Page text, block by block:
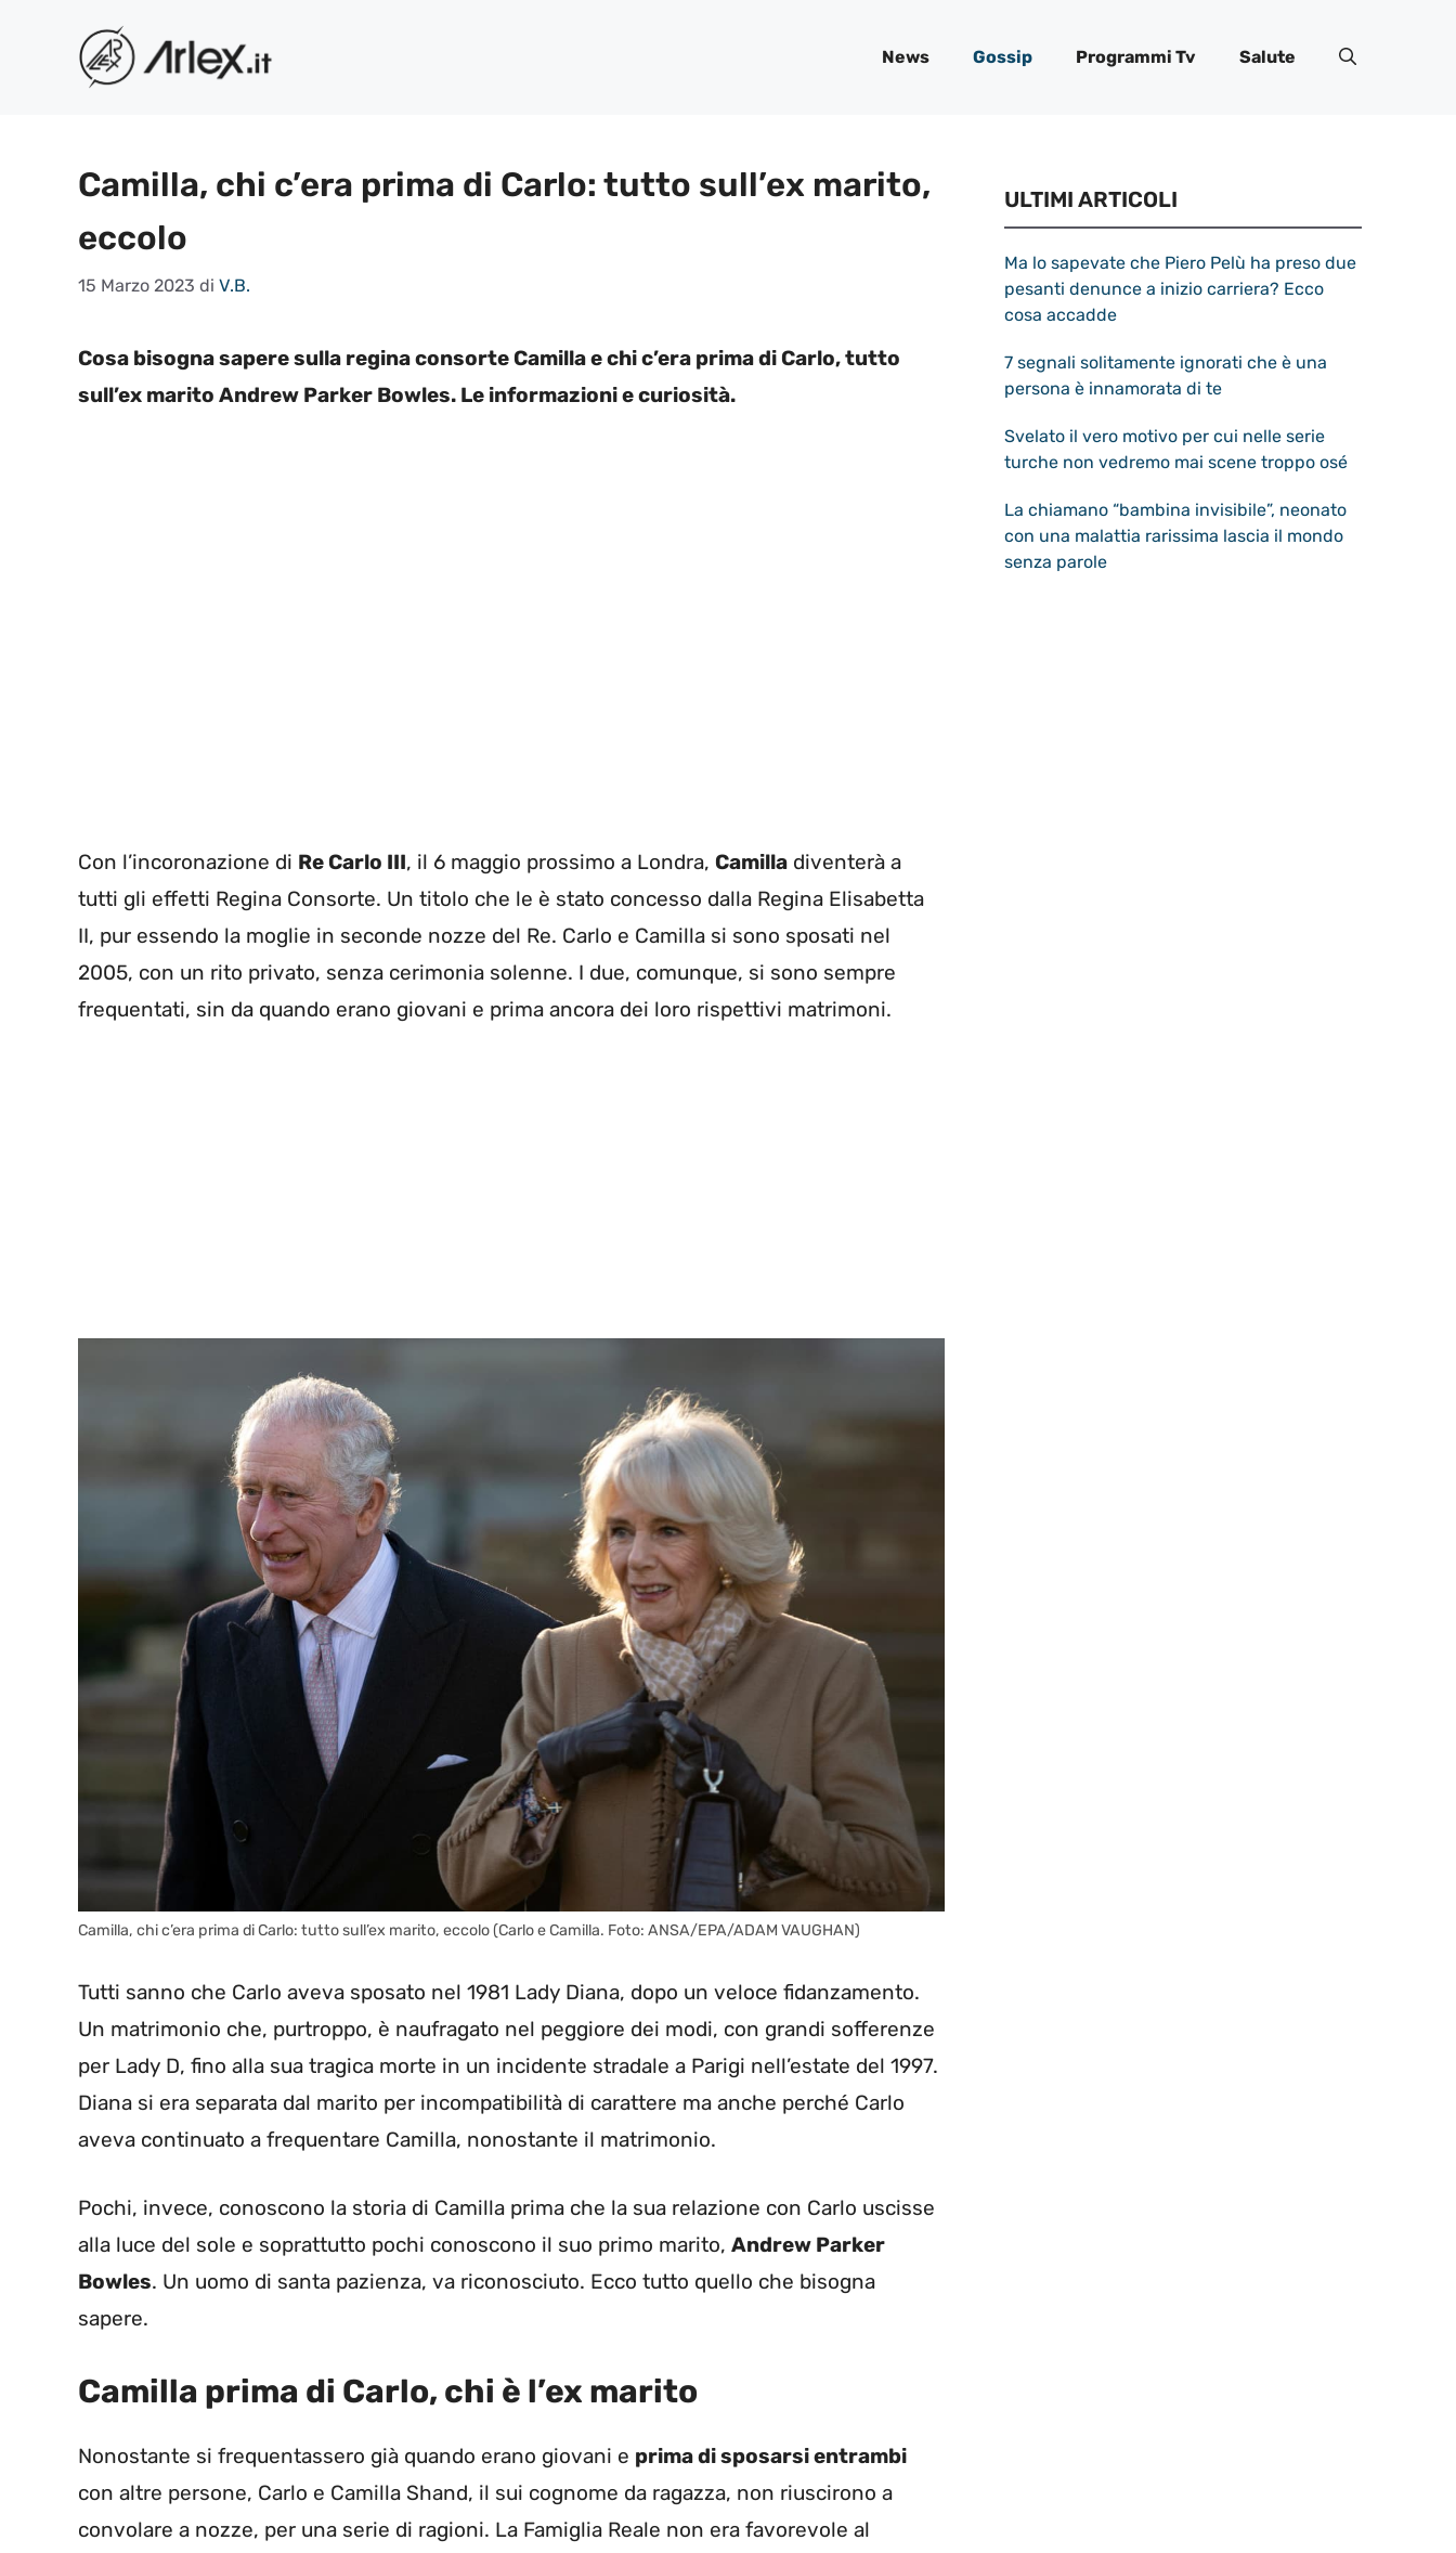
contenuto
News Gossip Programmi Tv Salute
Camilla, chi c’era prima di Carlo: tutto sull’ex marito,
eccolo
15 Marzo 2023 di V.B.
Cosa bisogna sapere sulla regina consorte Camilla e chi c’era prima di Carlo, tutto
sull’ex marito Andrew Parker Bowles. Le informazioni e curiosità.
Con l’incoronazione di Re Carlo III, il 6 maggio prossimo a Londra, Camilla diventerà a
tutti gli effetti Regina Consorte. Un titolo che le è stato concesso dalla Regina Elisabetta
II, pur essendo la moglie in seconde nozze del Re. Carlo e Camilla si sono sposati nel
2005, con un rito privato, senza cerimonia solenne. I due, comunque, si sono sempre
frequentati, sin da quando erano giovani e prima ancora dei loro rispettivi matrimoni.
Camilla, chi c’era prima di Carlo: tutto sull’ex marito, eccolo (Carlo e Camilla. Foto: ANSA/EPA/ADAM VAUGHAN)
Tutti sanno che Carlo aveva sposato nel 1981 Lady Diana, dopo un veloce fidanzamento.
Un matrimonio che, purtroppo, è naufragato nel peggiore dei modi, con grandi sofferenze
per Lady D, fino alla sua tragica morte in un incidente stradale a Parigi nell’estate del 1997.
Diana si era separata dal marito per incompatibilità di carattere ma anche perché Carlo
aveva continuato a frequentare Camilla, nonostante il matrimonio.
Pochi, invece, conoscono la storia di Camilla prima che la sua relazione con Carlo uscisse
alla luce del sole e soprattutto pochi conoscono il suo primo marito, Andrew Parker
Bowles. Un uomo di santa pazienza, va riconosciuto. Ecco tutto quello che bisogna
sapere.
Camilla prima di Carlo, chi è l’ex marito
Nonostante si frequentassero già quando erano giovani e prima di sposarsi entrambi
con altre persone, Carlo e Camilla Shand, il sui cognome da ragazza, non riuscirono a
convolare a nozze, per una serie di ragioni. La Famiglia Reale non era favorevole al
ULTIMI ARTICOLI
Ma lo sapevate che Piero Pelù ha preso due
pesanti denunce a inizio carriera? Ecco
cosa accadde
7 segnali solitamente ignorati che è una
persona è innamorata di te
Svelato il vero motivo per cui nelle serie
turche non vedremo mai scene troppo osé
La chiamano “bambina invisibile”, neonato
con una malattia rarissima lascia il mondo
senza parole